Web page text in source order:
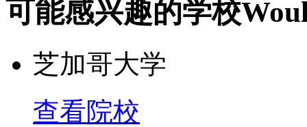
可能感兴趣的学校
芝加哥大学
查看院校